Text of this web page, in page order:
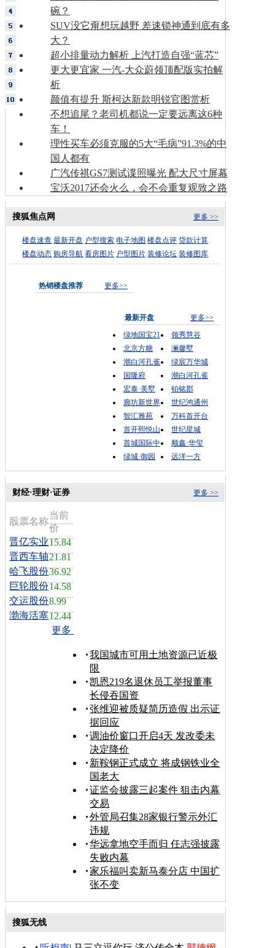
碗？
SUV没它甭想玩越野 差速锁神通到底有多
大？
超小排量动力解析 上汽打造自强“蓝芯”
更大更宜家 一汽-大众蔚领顶配版实拍解
析
颜值有提升 斯柯达新款明锐官图赏析
不想追尾？老司机都说一定要远离这6种
车！
理性买车必须克服的5大“毛病”91.3%的中
国人都有
广汽传祺GS7测试谍照曝光 配大尺寸屏幕
宝沃2017还会火么，会不会重复观致之路
更多 >>
搜狐焦点网
楼盘速查 最新开盘 户型搜索 电子地图 楼盘点评 贷款计算
楼盘动态 购房导航 看房图片 户型图片 装修论坛 装修图库
热销楼盘推荐 更多>>
最新开盘
更多>>
绿地国宝21
领秀慧谷
北京方糖
澜馨墅
潮白河孔雀
绿宸万华城
国隆府
潮白河孔雀
宏泰·美墅
铂铭郡
廊坊新世界
世纪鸿通州
智汇雅苑
万科首开台
首开熙悦山
世纪星城
首城国际中
顺鑫·华玺
绿城·御园
远洋一方
更多 >>
财经·理财·证券
股票名称
当前
价
晋亿实业15.84
晋西车轴21.81
哈飞股份36.92
巨轮股份14.58
交运股份8.99
渤海活塞12.44
更多
我国城市可用土地资源已近极
限
凯恩219名退休员工举报董事
长侵吞国资
张维迎被质疑简历造假 出示证
据回应
调油价窗口开启4天 发改委未
决定降价
新鞍钢正式成立 将成钢铁业全
国老大
证监会披露三起案件 狙击内幕
交易
外管局召集28家银行警示外汇
违规
华远拿地空手而归 任志强披露
失败内幕
家乐福叫卖新马泰分店 中国扩
张不变
搜狐无线